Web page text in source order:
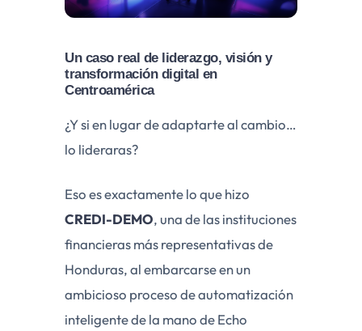
Un caso real de liderazgo, visión y
transformación digital en
Centroamérica
¿Y si en lugar de adaptarte al cambio…
lo lideraras?
Eso es exactamente lo que hizo
CREDI-DEMO, una de las instituciones
financieras más representativas de
Honduras, al embarcarse en un
ambicioso proceso de automatización
inteligente de la mano de Echo